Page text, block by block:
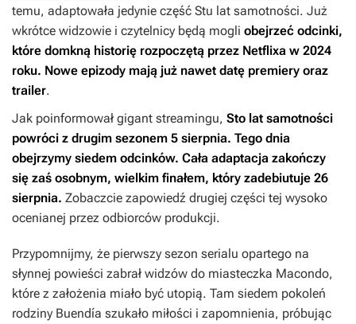
temu, adaptowała jedynie część Stu lat samotności. Już
wkrótce widzowie i czytelnicy będą mogli obejrzeć odcinki,
które domkną historię rozpoczętą przez Netflixa w 2024
roku. Nowe epizody mają już nawet datę premiery oraz
trailer.
Jak poinformował gigant streamingu, Sto lat samotności
powróci z drugim sezonem 5 sierpnia. Tego dnia
obejrzymy siedem odcinków. Cała adaptacja zakończy
się zaś osobnym, wielkim finałem, który zadebiutuje 26
sierpnia. Zobaczcie zapowiedź drugiej części tej wysoko
ocenianej przez odbiorców produkcji.
Przypomnijmy, że pierwszy sezon serialu opartego na
słynnej powieści zabrał widzów do miasteczka Macondo,
które z założenia miało być utopią. Tam siedem pokoleń
rodziny Buendía szukało miłości i zapomnienia, próbując